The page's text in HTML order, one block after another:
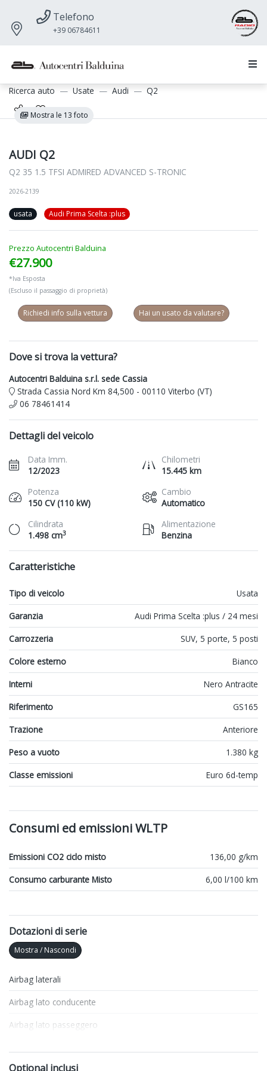
Telefono
+39 06784611
Ricerca auto Usate Audi Q2
Mostra le 13 foto
AUDI Q2
Q2 35 1.5 TFSI ADMIRED ADVANCED S-TRONIC
2026-2139
usata Audi Prima Scelta :plus
Prezzo Autocentri Balduina
€27.900
*Iva Esposta
(Escluso il passaggio di proprietà)
Richiedi info sulla vettura Hai un usato da valutare?
Dove si trova la vettura?
Autocentri Balduina s.r.l. sede Cassia
Strada Cassia Nord Km 84,500 - 00110 Viterbo (VT)
06 78461414
Dettagli del veicolo
Data Imm.
12/2023
Chilometri
15.445 km
Potenza
150 CV (110 kW)
Cambio
Automatico
Cilindrata
1.498 cm3
Alimentazione
Benzina
Caratteristiche
Tipo di veicolo
Usata
Garanzia
Audi Prima Scelta :plus / 24 mesi
Carrozzeria
SUV, 5 porte, 5 posti
Colore esterno
Bianco
Interni
Nero Antracite
Riferimento
GS165
Trazione
Anteriore
Peso a vuoto
1.380 kg
Classe emissioni
Euro 6d-temp
Consumi ed emissioni WLTP
Emissioni CO2 ciclo misto
136,00 g/km
Consumo carburante Misto
6,00 l/100 km
Dotazioni di serie
Mostra / Nascondi
Airbag laterali
Airbag lato conducente
Airbag lato passeggero
Optional inclusi